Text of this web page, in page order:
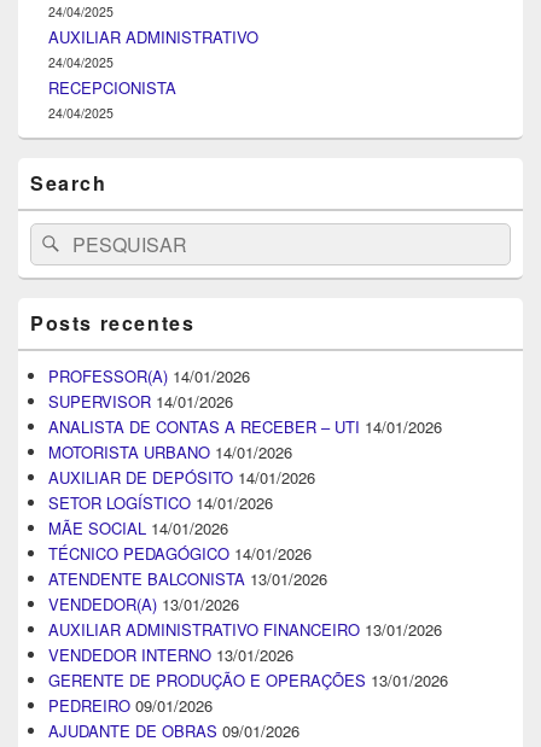
24/04/2025
AUXILIAR ADMINISTRATIVO
24/04/2025
RECEPCIONISTA
24/04/2025
Search
Search
for:
Pesquisar
Posts recentes
PROFESSOR(A) 14/01/2026
SUPERVISOR 14/01/2026
ANALISTA DE CONTAS A RECEBER – UTI 14/01/2026
MOTORISTA URBANO 14/01/2026
AUXILIAR DE DEPÓSITO 14/01/2026
SETOR LOGÍSTICO 14/01/2026
MÃE SOCIAL 14/01/2026
TÉCNICO PEDAGÓGICO 14/01/2026
ATENDENTE BALCONISTA 13/01/2026
VENDEDOR(A) 13/01/2026
AUXILIAR ADMINISTRATIVO FINANCEIRO 13/01/2026
VENDEDOR INTERNO 13/01/2026
GERENTE DE PRODUÇÃO E OPERAÇÕES 13/01/2026
PEDREIRO 09/01/2026
AJUDANTE DE OBRAS 09/01/2026